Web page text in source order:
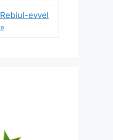
Rebiul-evvel
»